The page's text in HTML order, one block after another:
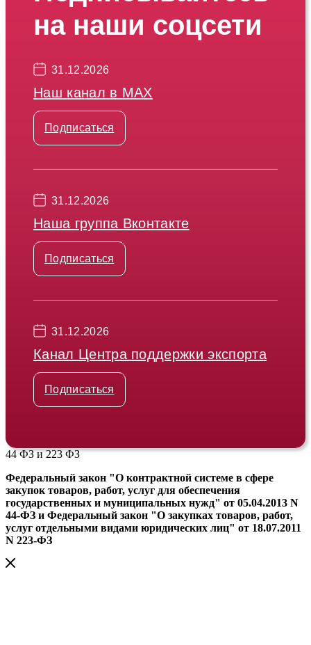
на наши соцсети
31.12.2026
Наш канал в МАХ
Подписаться
31.12.2026
Наша группа Вконтакте
Подписаться
31.12.2026
Канал Центра поддержки экспорта
Подписаться
44 ФЗ и 223 ФЗ
Федеральный закон "О контрактной системе в сфере
закупок товаров, работ, услуг для обеспечения
государственных и муниципальных нужд" от 05.04.2013 N
44-ФЗ и Федеральный закон "О закупках товаров, работ,
услуг отдельными видами юридических лиц" от 18.07.2011
N 223-ФЗ